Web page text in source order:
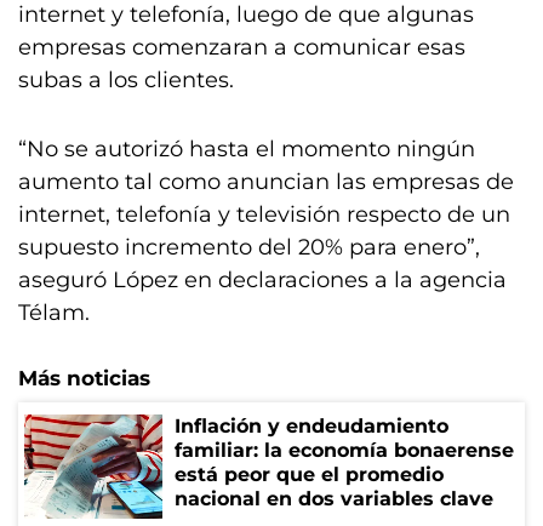
internet y telefonía, luego de que algunas
empresas comenzaran a comunicar esas
subas a los clientes.
“No se autorizó hasta el momento ningún
aumento tal como anuncian las empresas de
internet, telefonía y televisión respecto de un
supuesto incremento del 20% para enero”,
aseguró López en declaraciones a la agencia
Télam.
Más noticias
Inflación y endeudamiento
familiar: la economía bonaerense
está peor que el promedio
nacional en dos variables clave